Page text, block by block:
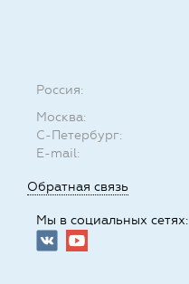
Россия:
Москва:
С-Петербург:
E-mail:
Обратная связь
Мы в социальных сетях: